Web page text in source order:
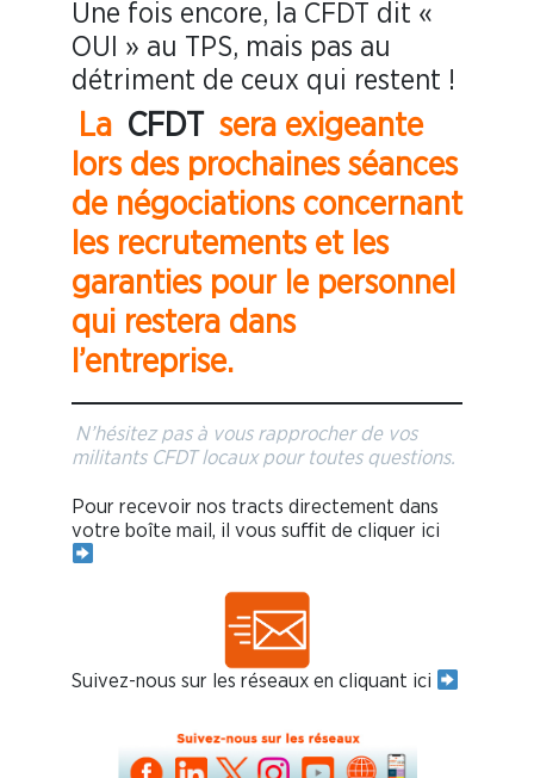
Une fois encore, la CFDT dit «
OUI » au TPS, mais pas au
détriment de ceux qui restent !
La CFDT sera exigeante
lors des prochaines séances
de négociations concernant
les recrutements et les
garanties pour le personnel
qui restera dans
l’entreprise.
N’hésitez pas à vous rapprocher de vos
militants CFDT locaux pour toutes questions.
Pour recevoir nos tracts directement dans
votre boîte mail, il vous suffit de cliquer ici
Suivez-nous sur les réseaux en cliquant ici